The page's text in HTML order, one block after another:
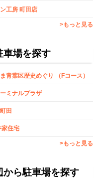
工房 町田店
>もっと見る
車場を探す
青葉区歴史めぐり （Fコース）
ミナルプラザ
田
家住宅
>もっと見る
ら駐車場を探す